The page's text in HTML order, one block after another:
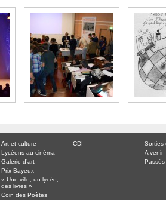
Art et culture
Lycéens au cinéma
Galerie d’art
Prix Bayeux
« Une ville, un lycée,
des livres »
Coin des Poètes
CDI
Sorties
A venir
Passés